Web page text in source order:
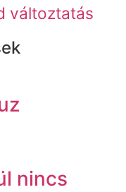
változtatás
nincs